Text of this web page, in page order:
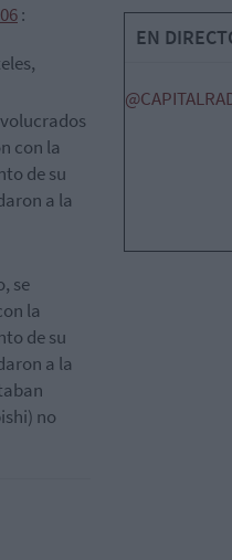
:
con la
de su
a la
se
la
de su
a la
no
EN